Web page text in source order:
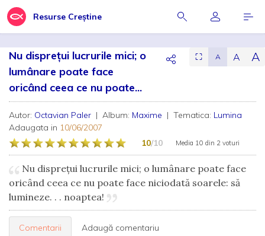
Resurse Creștine
Nu dispreţui lucrurile mici; o
lumânare poate face
oricând ceea ce nu poate...
⛶ A A A
Autor: Octavian Paler | Album: Maxime | Tematica: Lumina
Adaugata in 10/06/2007
10/10 Media 10 din 2 voturi
Nu dispreţui lucrurile mici; o lumânare poate face
oricând ceea ce nu poate face niciodată soarele: să
lumineze. . . noaptea!
Comentarii Adaugă comentariu